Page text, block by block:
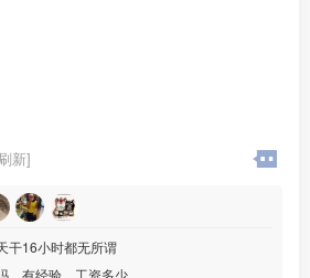
新]
干16小时都无所谓
。有经验，工资多少